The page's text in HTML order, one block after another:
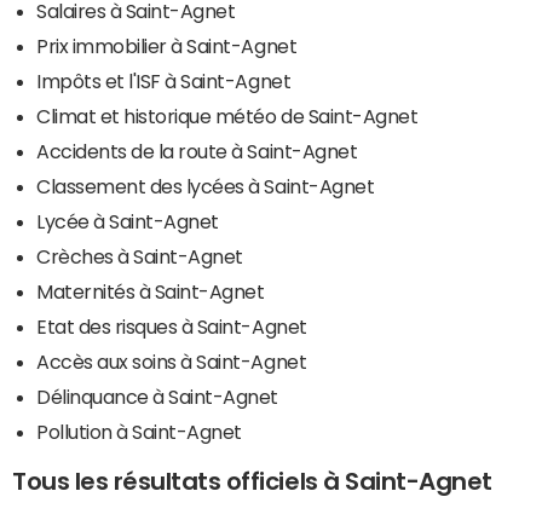
Salaires à Saint-Agnet
Prix immobilier à Saint-Agnet
Impôts et l'ISF à Saint-Agnet
Climat et historique météo de Saint-Agnet
Accidents de la route à Saint-Agnet
Classement des lycées à Saint-Agnet
Lycée à Saint-Agnet
Crèches à Saint-Agnet
Maternités à Saint-Agnet
Etat des risques à Saint-Agnet
Accès aux soins à Saint-Agnet
Délinquance à Saint-Agnet
Pollution à Saint-Agnet
Tous les résultats officiels à Saint-Agnet